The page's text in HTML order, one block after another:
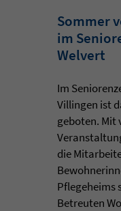
Sommer
im
Welvert
Im
Villingen ist
geboten. Mit
die
Pflegeheims
Betreuten